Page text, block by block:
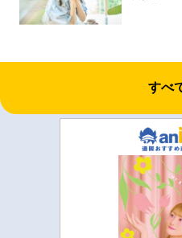
すべ